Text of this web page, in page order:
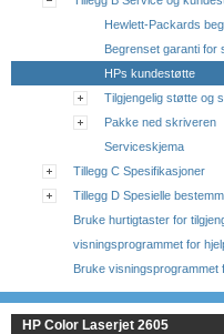
Hewlett-Packards
Begrenset garanti for
HPs kundestøtte
Tilgjengelig støtte og
Pakke ned skriveren
Serviceskjema
Tillegg C Spesifikasjoner
Tillegg D Spesielle
Bruke hurtigtaster for
visningsprogrammet for
Bruke visningsprogrammet
HP Color Laserjet 2605